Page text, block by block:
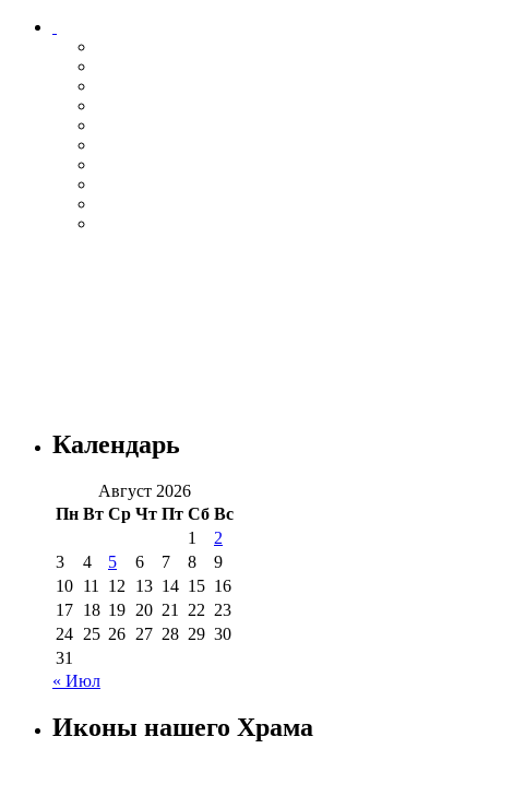
Календарь
Август 2026
Пн Вт Ср Чт Пт Сб Вс
1
2
3
4 5 6 7 8
9
10 11 12 13 14 15 16
17 18 19 20 21 22 23
24 25 26 27 28 29 30
31
« Июл
Иконы нашего Храма